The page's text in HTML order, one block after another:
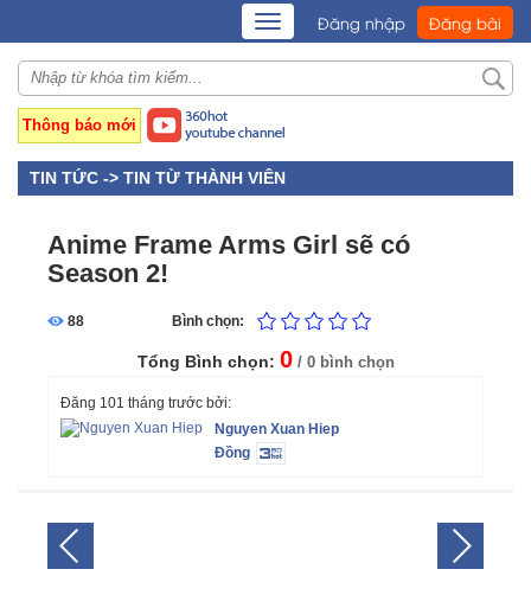
TOGGLE
NAVIGATION
Đăng nhập Đăng bài
Thông báo mới
TIN TỨC -> TIN TỪ THÀNH VIÊN
Anime Frame Arms Girl sẽ có
Season 2!
88 Bình chọn:
Tổng Bình chọn: 0 / 0 bình chọn
Đăng 101 tháng trước bởi:
Nguyen Xuan Hiep
Đồng